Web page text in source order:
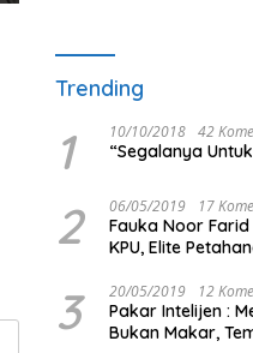
Trending
1 10/10/2018 42
“Segalanya
2 06/05/2019 17
Fauka Noor
KPU, Elite
3 20/05/2019 12
Pakar Intelijen :
Bukan Makar,